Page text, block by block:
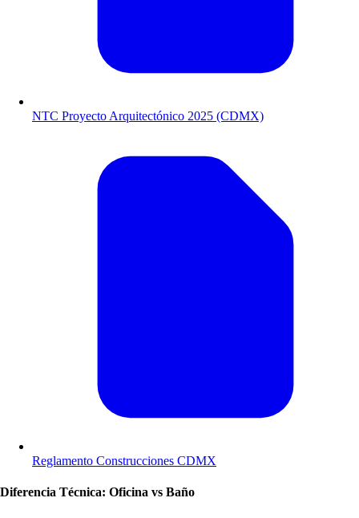
NTC Proyecto Arquitectónico 2025 (CDMX)
Reglamento Construcciones CDMX
Diferencia Técnica: Oficina vs Baño